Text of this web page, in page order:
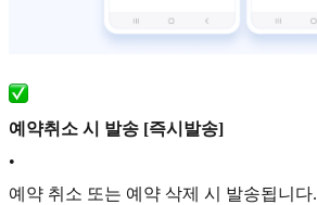
예약취소 시 발송 [즉시발송]
•
예약 취소 또는 예약 삭제 시 발송됩니다.